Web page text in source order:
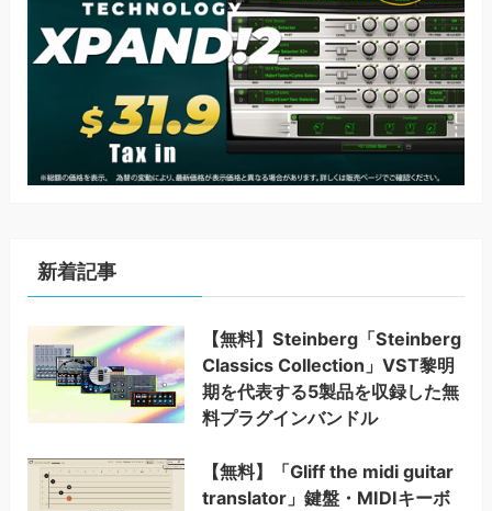
新着記事
【無料】Steinberg「Steinberg
Classics Collection」VST黎明
期を代表する5製品を収録した無
料プラグインバンドル
【無料】「Gliff the midi guitar
translator」鍵盤・MIDIキーボ